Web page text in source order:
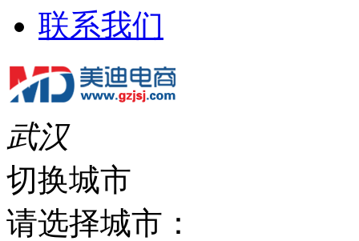
联系我们
武汉
切换城市
请选择城市：